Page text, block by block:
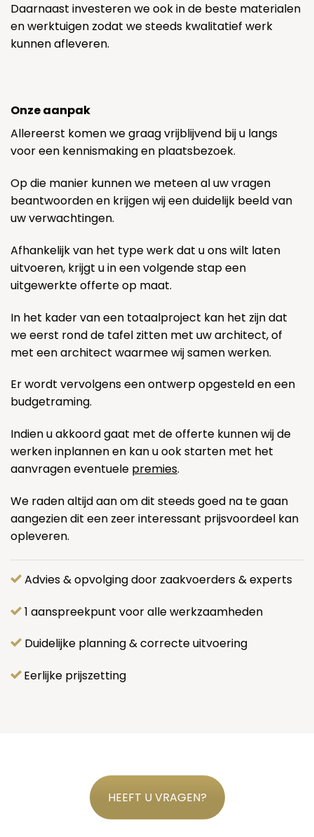
Daarnaast investeren we ook in de beste materialen
en werktuigen zodat we steeds kwalitatief werk
kunnen afleveren.
Onze aanpak
Allereerst komen we graag vrijblijvend bij u langs
voor een kennismaking en plaatsbezoek.
Op die manier kunnen we meteen al uw vragen
beantwoorden en krijgen wij een duidelijk beeld van
uw verwachtingen.
Afhankelijk van het type werk dat u ons wilt laten
uitvoeren, krijgt u in een volgende stap een
uitgewerkte offerte op maat.
In het kader van een totaalproject kan het zijn dat
we eerst rond de tafel zitten met uw architect, of
met een architect waarmee wij samen werken.
Er wordt vervolgens een ontwerp opgesteld en een
budgetraming.
Indien u akkoord gaat met de offerte kunnen wij de
werken inplannen en kan u ook starten met het
aanvragen eventuele premies.
We raden altijd aan om dit steeds goed na te gaan
aangezien dit een zeer interessant prijsvoordeel kan
opleveren.
Advies & opvolging door zaakvoerders & experts
1 aanspreekpunt voor alle werkzaamheden
Duidelijke planning & correcte uitvoering
Eerlijke prijszetting
HEEFT U VRAGEN?